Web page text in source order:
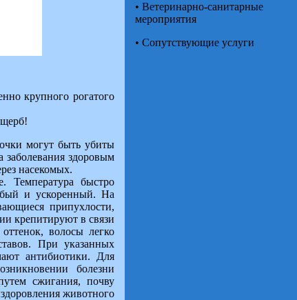
крупного рогатого
могут быть убиты
здоровым
насекомых.
Температура быстро
и ускоренный. На
припухлости,
крепитируют в связи
волосы легко
При указанных
антибиотики. Для
болезни
сжигания, почву
животного
• Ветеринарно-санитарные
мероприятия
• Сопутствующие услуги